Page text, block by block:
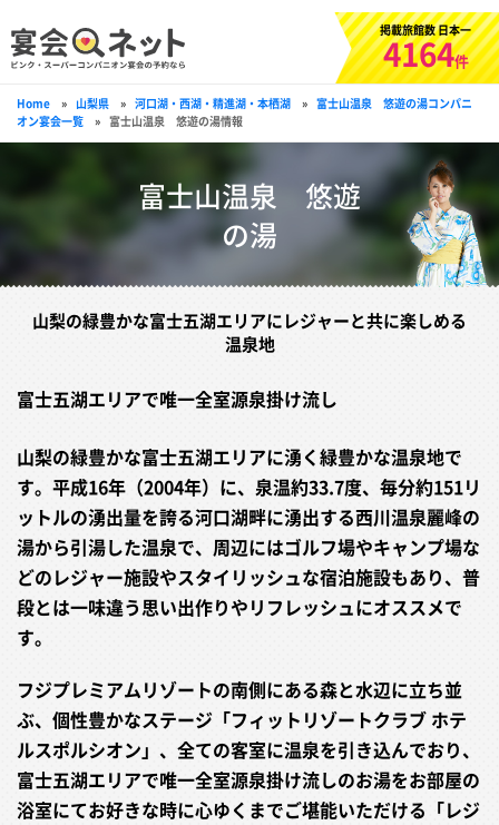
掲載旅館数 日本一
4164件
Home » 山梨県 » 河口湖・西湖・精進湖・本栖湖 » 富士山温泉 悠遊の湯コンパニ
オン宴会一覧
» 富士山温泉 悠遊の湯情報
富士山温泉 悠遊
の湯
山梨の緑豊かな富士五湖エリアにレジャーと共に楽しめる
温泉地
富士五湖エリアで唯一全室源泉掛け流し
山梨の緑豊かな富士五湖エリアに湧く緑豊かな温泉地で
す。平成16年（2004年）に、泉温約33.7度、毎分約151リ
ットルの湧出量を誇る河口湖畔に湧出する西川温泉麗峰の
湯から引湯した温泉で、周辺にはゴルフ場やキャンプ場な
どのレジャー施設やスタイリッシュな宿泊施設もあり、普
段とは一味違う思い出作りやリフレッシュにオススメで
す。
フジプレミアムリゾートの南側にある森と水辺に立ち並
ぶ、個性豊かなステージ「フィットリゾートクラブ ホテ
ルスポルシオン」、全ての客室に温泉を引き込んでおり、
富士五湖エリアで唯一全室源泉掛け流しのお湯をお部屋の
浴室にてお好きな時に心ゆくまでご堪能いただける「レジ